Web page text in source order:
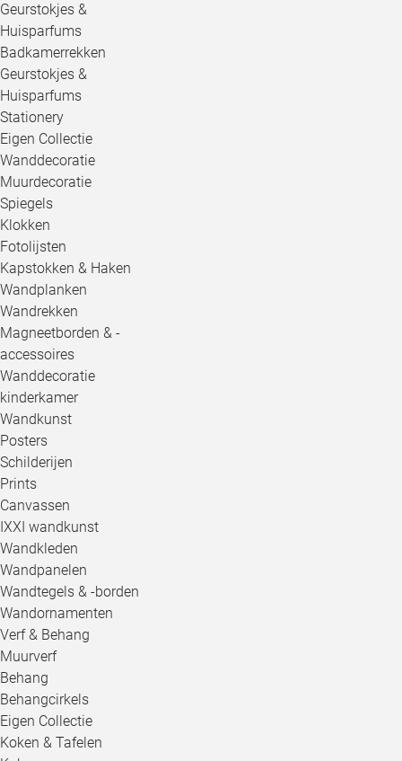
Geurstokjes &
Huisparfums
Badkamerrekken
Geurstokjes &
Huisparfums
Stationery
Eigen Collectie
Wanddecoratie
Muurdecoratie
Spiegels
Klokken
Fotolijsten
Kapstokken & Haken
Wandplanken
Wandrekken
Magneetborden & -
accessoires
Wanddecoratie
kinderkamer
Wandkunst
Posters
Schilderijen
Prints
Canvassen
IXXI wandkunst
Wandkleden
Wandpanelen
Wandtegels & -borden
Wandornamenten
Verf & Behang
Muurverf
Behang
Behangcirkels
Eigen Collectie
Koken & Tafelen